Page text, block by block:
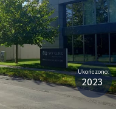
Ukończono:
2023